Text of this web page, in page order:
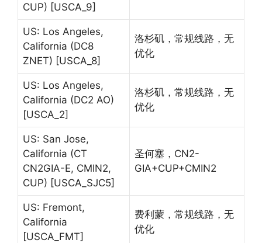
CUP) [USCA_9]
US: Los Angeles,
California (DC8
ZNET) [USCA_8]
洛杉矶，常规线路，无
优化
US: Los Angeles,
California (DC2 AO)
[USCA_2]
洛杉矶，常规线路，无
优化
US: San Jose,
California (CT
CN2GIA-E, CMIN2,
CUP) [USCA_SJC5]
圣何塞，CN2-
GIA+CUP+CMIN2
US: Fremont,
California
[USCA_FMT]
费利蒙，常规线路，无
优化